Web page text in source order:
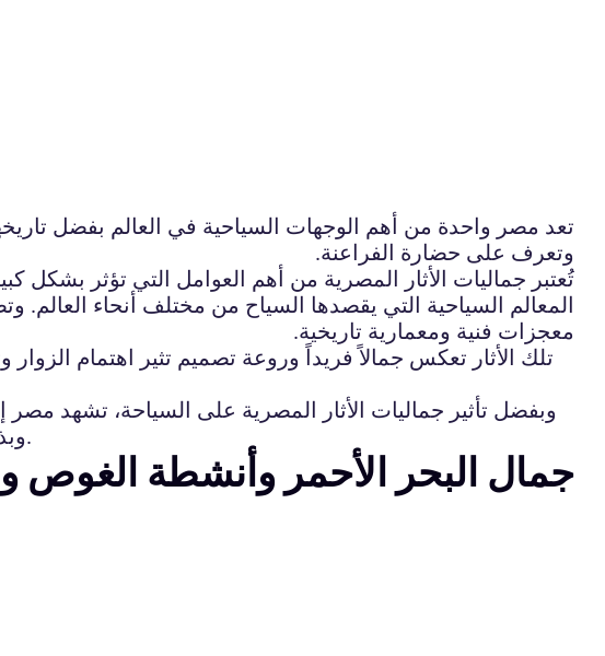
تعد مصر واحدة من أهم الوجهات السياحية في العالم بفضل
وتعرف على حضارة الفراعنة.
تُعتبر جماليات الأثار المصرية من أهم العوامل التي تؤثر بشكل
المعالم السياحية التي يقصدها السياح من مختلف أنحاء
معجزات فنية ومعمارية تاريخية.
تلك الأثار تعكس جمالاً فريداً وروعة تصميم تثير اهتمام
وبفضل تأثير جماليات الأثار المصرية على السياحة، تشهد
وبذلك، تُعتبر الآثار المصرية مصدراً رئيسياً للسياحة في مصر وتشكل جزءاً أساسياً من اقتصاد البلاد.
جمال البحر الأحمر وأنشطة الغوص